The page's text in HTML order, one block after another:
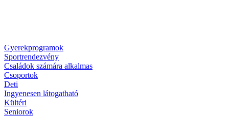
Gyerekprogramok
Sportrendezvény
Családok számára alkalmas
Csoportok
Deti
Ingyenesen látogatható
Kültéri
Seniorok